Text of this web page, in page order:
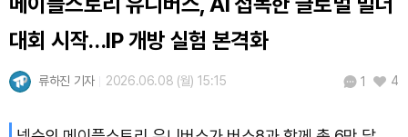
Tether USDt (USDT) ₩1,424(+0.01%)
BNB (BNB)
대회 시작…IP 개방 실험 본격화
류하진 기자 2026.06.08 (월) 15:15 1 4